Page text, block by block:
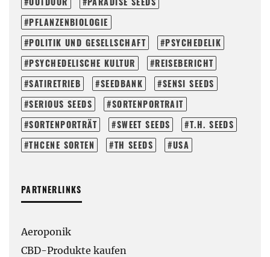
PFLANZENBIOLOGIE
POLITIK UND GESELLSCHAFT
PSYCHEDELIK
PSYCHEDELISCHE KULTUR
REISEBERICHT
SATIRETRIEB
SEEDBANK
SENSI SEEDS
SERIOUS SEEDS
SORTENPORTRAIT
SORTENPORTRÄT
SWEET SEEDS
T.H. SEEDS
THCENE SORTEN
TH SEEDS USA
PARTNERLINKS
Aeroponik
CBD-Produkte kaufen